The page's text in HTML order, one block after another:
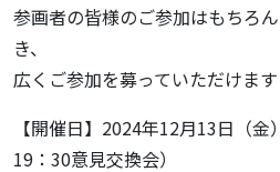
参画者の皆様のご参加はもちろ
き、
広くご参加を募っていただけま
【開催日】2024年12月13日（
19：30意見交換会）